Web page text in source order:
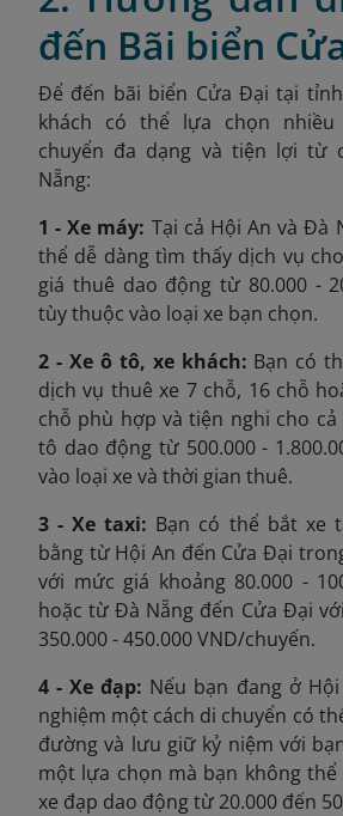
đến Bãi biển
Để đến bãi biển Cửa Đại tại
khách có thể lựa chọn
chuyển đa dạng và tiện lợi từ
Nẵng:
1 - Xe máy: Tại cả Hội An và Đà
thể dễ dàng tìm thấy dịch vụ
giá thuê dao động từ 80.000 -
tùy thuộc vào loại xe bạn chọn.
2 - Xe ô tô, xe khách: Bạn có
dịch vụ thuê xe 7 chỗ, 16 chỗ
chỗ phù hợp và tiện nghi cho
tô dao động từ 500.000 -
vào loại xe và thời gian thuê.
3 - Xe taxi: Bạn có thể bắt xe
bằng từ Hội An đến Cửa Đại
với mức giá khoảng 80.000 -
hoặc từ Đà Nẵng đến Cửa Đại
350.000 - 450.000 VND/chuyến.
4 - Xe đạp: Nếu bạn đang ở
nghiệm một cách di chuyển có
đường và lưu giữ kỷ niệm với
một lựa chọn mà bạn không thể
xe đạp dao động từ 20.000 đến